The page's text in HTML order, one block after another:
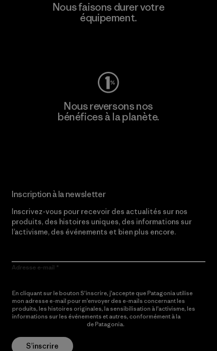
Nous faisons durer votre
équipement.
Nous reversons nos
bénéfices à la planète.
Inscription à la newsletter
Inscrivez-vous pour recevoir des actualités sur nos
produits, des histoires uniques, des informations sur
l’activisme, des événements et bien plus encore.
Adresse e-mail
En cliquant sur le bouton S’inscrire, j’accepte que Patagonia utilise
mon adresse e-mail pour m’envoyer des e-mails concernant les
produits, les histoires originales, la sensibilisation à l’activisme, les
informations sur les événements et autres, conformément à la
de Patagonia.
S’inscrire